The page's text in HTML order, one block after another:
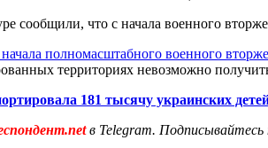
сообщили, что с начала военного
полномасштабного военного
территориях невозможно
181 тысячу украинских
в Telegram. Подписывайтесь